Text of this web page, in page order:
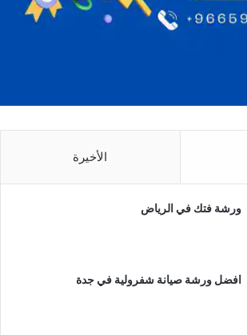
الأخيرة
ورشة فتك في الرياض
افضل ورشة صيانة شفرولية في جدة